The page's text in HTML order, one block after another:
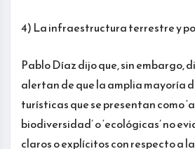
4) La infraestructura terrestre y
Pablo Díaz dijo que, sin embargo,
alertan de que la amplia mayoría
turísticas que se presentan como
biodiversidad’ o ‘ecológicas’ no
claros o explícitos con respecto a